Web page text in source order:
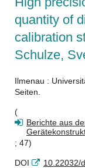
quantity of
calibration
Schulze,
Ilmenau :
Seiten.
(
Berichte aus
; 47)
DOI
10.22032/